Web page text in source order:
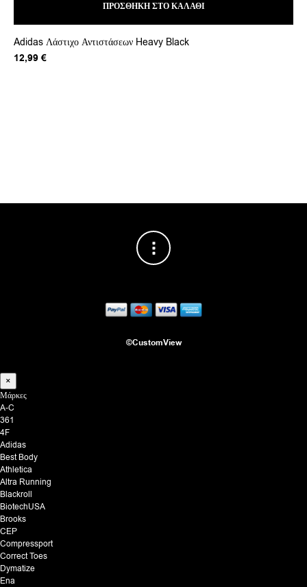
ΠΡΟΣΘΉΚΗ ΣΤΟ ΚΑΛΆΘΙ
Adidas Λάστιχο Αντιστάσεων Heavy Black
12,99 €
©CustomView
×
Μάρκες
A-C
361
4F
Adidas
Best Body
Athletica
Altra Running
Blackroll
BiotechUSA
Brooks
CEP
Compressport
Correct Toes
Dymatize
Ena